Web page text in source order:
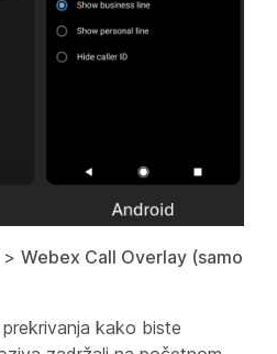
> Webex Call Overlay (samo
kako biste